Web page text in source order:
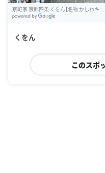
京町家 京都四条 くをん【名物 かしわキ
くをん
このスポ